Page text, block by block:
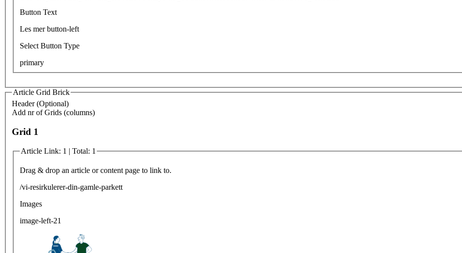
Button Text
Les mer button-left
Select Button Type
primary
Article Grid Brick
Header (Optional)
Add nr of Grids (columns)
Grid 1
Article Link: 1 | Total: 1
Drag & drop an article or content page to link to.
/vi-resirkulerer-din-gamle-parkett
Images
image-left-21